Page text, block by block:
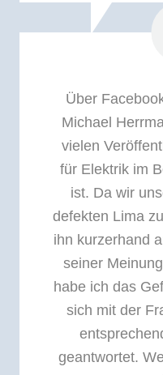
Über
Michael
vielen
für Elektrik im
ist. Da wir
defekten Lima
ihn kurzerhand
seiner
habe ich das
sich mit der
geantwortet.